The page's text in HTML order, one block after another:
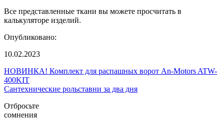
Все представленные ткани вы можете просчитать в
калькуляторе изделий.
Опубликовано:
10.02.2023
НОВИНКА! Комплект для распашных ворот An-Motors ATW-
400KIT
Сантехнические рольставни за два дня
Отбросьте
сомнения